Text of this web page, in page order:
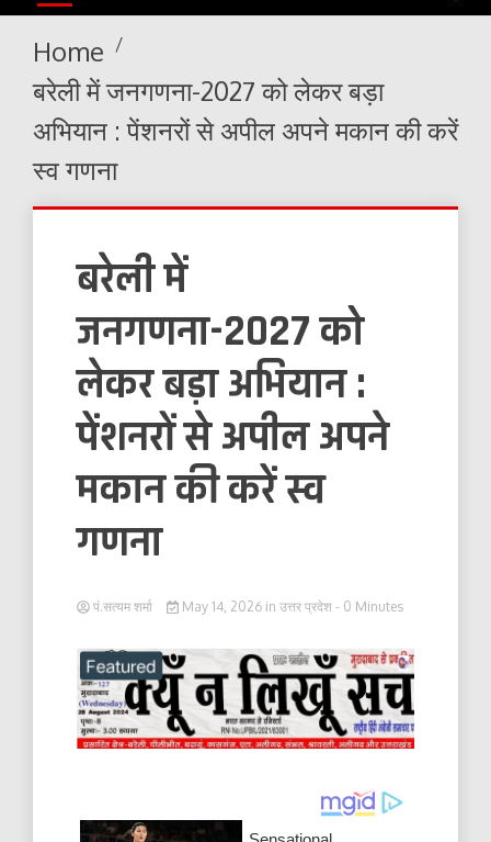
Home
बरेली में जनगणना-2027 को लेकर बड़ा
अभियान : पेंशनरों से अपील अपने मकान की करें
स्व गणना
बरेली में
जनगणना-2027 को
लेकर बड़ा अभियान :
पेंशनरों से अपील अपने
मकान की करें स्व
गणना
पं.सत्यम शर्मा May 14, 2026 in उत्तर प्रदेश - 0 Minutes